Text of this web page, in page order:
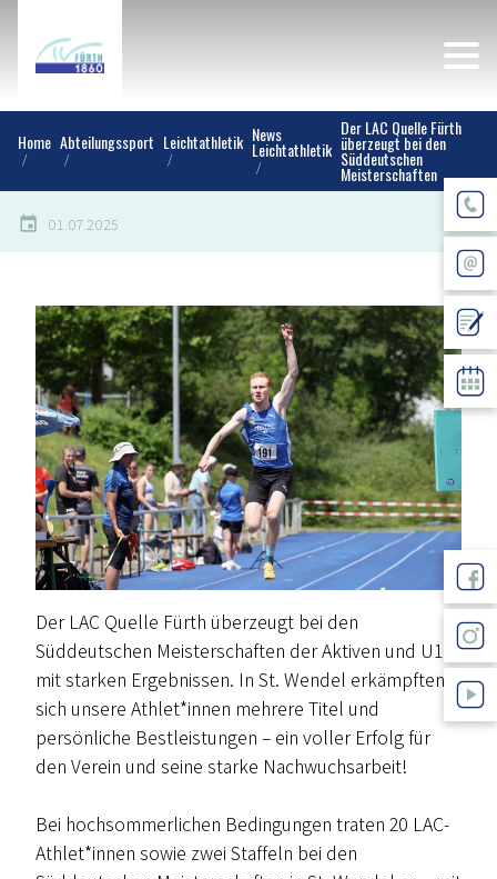
Home Abteilungssport Leichtathletik News
Leichtathletik
Der LAC Quelle Fürth
überzeugt bei den
Süddeutschen
Meisterschaften
01.07.2025
Der LAC Quelle Fürth überzeugt bei den
Süddeutschen Meisterschaften der Aktiven und U18
mit starken Ergebnissen. In St. Wendel erkämpften
sich unsere Athlet*innen mehrere Titel und
persönliche Bestleistungen – ein voller Erfolg für
den Verein und seine starke Nachwuchsarbeit!
Bei hochsommerlichen Bedingungen traten 20 LAC-
Athlet*innen sowie zwei Staffeln bei den